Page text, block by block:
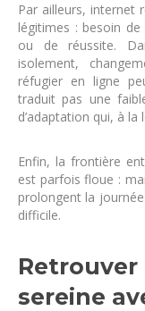
Par ailleurs, internet
légitimes : besoin de
ou de réussite.
isolement,
réfugier en ligne
traduit pas une
d’adaptation qui, à
Enfin, la frontière
est parfois floue :
prolongent la
difficile.
sereine